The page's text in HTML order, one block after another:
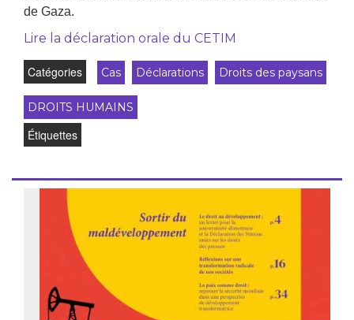
de Gaza.
Lire la déclaration orale du CETIM
Catégories Cas Déclarations Droits des paysans
DROITS HUMAINS
Étiquettes